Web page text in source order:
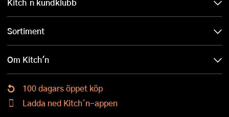
Sortiment
Om Kitch'n
100 dagars öppet köp
Ladda ned Kitch´n-appen